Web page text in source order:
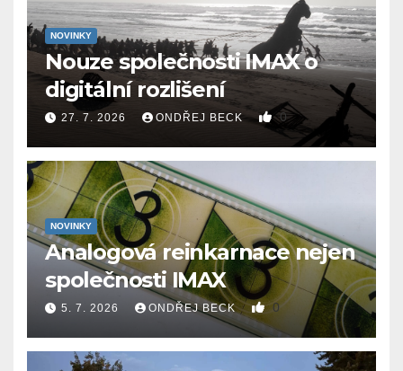
NOVINKY
Nouze společnosti IMAX o
digitální rozlišení
27. 7. 2026 ONDŘEJ BECK 0
NOVINKY
Analogová reinkarnace nejen
společnosti IMAX
5. 7. 2026 ONDŘEJ BECK 0